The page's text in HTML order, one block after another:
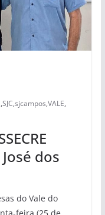
,SJC,sjcampos,VALE,
dos
do Vale do
feira (25 de